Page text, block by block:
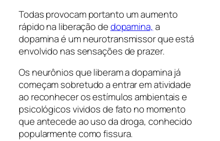
Todas provocam portanto um aumento
rápido na liberação dedopamina, a
dopamina é um neurotransmissor que está
envolvido nas sensações de prazer.
Os neurônios que liberam a dopamina já
começam sobretudo a entrar em atividade
ao reconhecer os estímulos ambientais e
psicológicos vividos de fato no momento
que antecede ao uso da droga, conhecido
popularmente como fissura.